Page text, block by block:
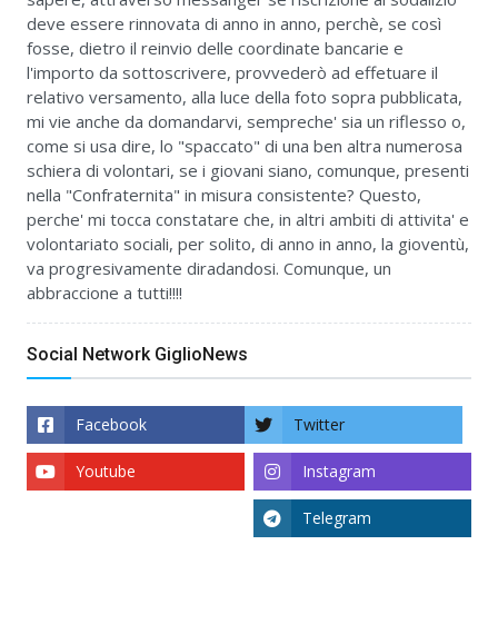
deve essere rinnovata di anno in anno, perchè, se così
fosse, dietro il reinvio delle coordinate bancarie e
l'importo da sottoscrivere, provvederò ad effetuare il
relativo versamento, alla luce della foto sopra pubblicata,
mi vie anche da domandarvi, sempreche' sia un riflesso o,
come si usa dire, lo "spaccato" di una ben altra numerosa
schiera di volontari, se i giovani siano, comunque, presenti
nella "Confraternita" in misura consistente? Questo,
perche' mi tocca constatare che, in altri ambiti di attivita' e
volontariato sociali, per solito, di anno in anno, la gioventù,
va progresivamente diradandosi. Comunque, un
abbraccione a tutti!!!!
Social Network GiglioNews
Facebook Twitter
Instagram
Youtube
Telegram